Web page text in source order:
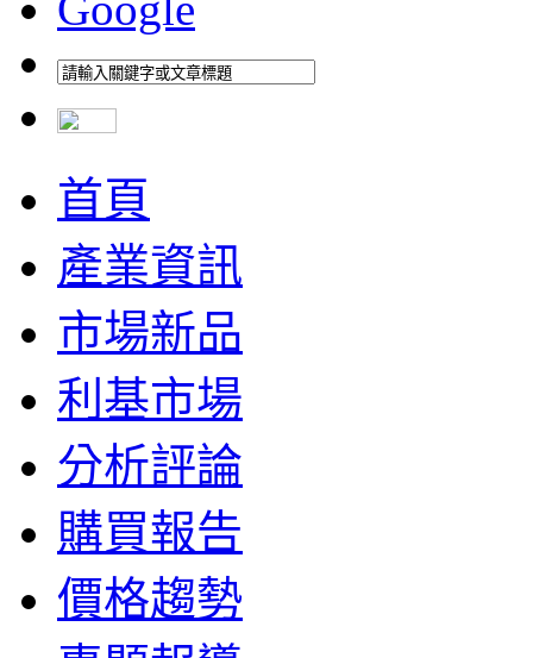
首頁
產業資訊
市場新品
利基市場
分析評論
購買報告
價格趨勢